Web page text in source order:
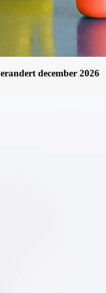
december 2026